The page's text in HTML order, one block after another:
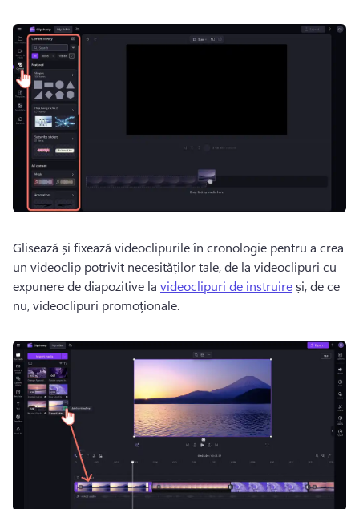
Glisează și fixează videoclipurile în cronologie pentru a crea
un videoclip potrivit necesităților tale, de la videoclipuri cu
expunere de diapozitive la videoclipuri de instruire și, de ce
nu, videoclipuri promoționale.